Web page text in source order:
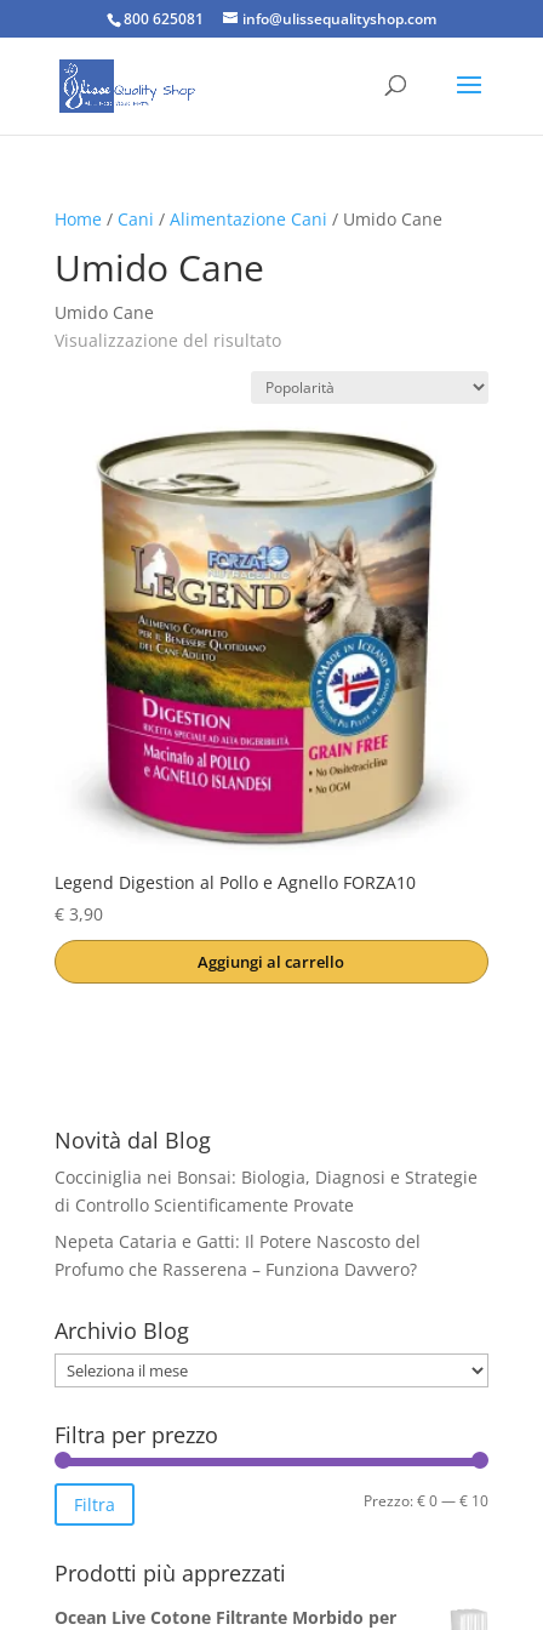
800 625081 info@ulissequalityshop.com
Home/ Cani / Alimentazione Cani / Umido Cane
Umido Cane
Umido Cane
Visualizzazione del risultato
Legend Digestion al Pollo e Agnello FORZA10
€3,90
Aggiungi al carrello
Novità dal Blog
Cocciniglia nei Bonsai: Biologia, Diagnosi e Strategie
di Controllo Scientificamente Provate
Nepeta Cataria e Gatti: Il Potere Nascosto del
Profumo che Rasserena – Funziona Davvero?
Archivio Blog
Archivio
Blog
Filtra per prezzo
Prezzo
Prezzo
Filtra Prezzo:€ 0—€ 10
Prodotti più apprezzati
Ocean Live Cotone Filtrante Morbido per